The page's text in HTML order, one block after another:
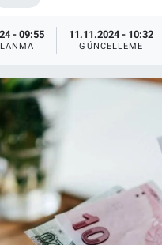
- 09:55 11.11.2024 - 10:32
GÜNCELLEME